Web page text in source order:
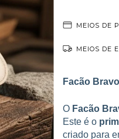
MEIOS DE
MEIOS DE
Facão
O Facão
Este é o
criado para